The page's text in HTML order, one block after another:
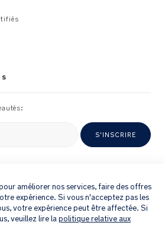
S'INSCRIRE
sur les produits et les offres qui pourraient
dont nous traitons vos informations
notre
Politique de confidentialité
améliorer nos services, faire des offres
expérience. Si vous n'acceptez pas les
votre expérience peut être affectée. Si
veuillez lire lapolitique relative aux